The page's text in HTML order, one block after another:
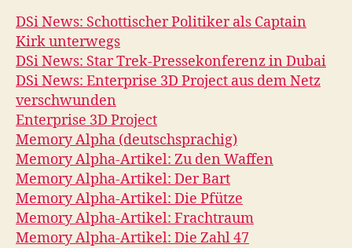
DSi News: Schottischer Politiker als Captain
Kirk unterwegs
DSi News: Star Trek-Pressekonferenz in Dubai
DSi News: Enterprise 3D Project aus dem Netz
verschwunden
Enterprise 3D Project
Memory Alpha (deutschsprachig)
Memory Alpha-Artikel: Zu den Waffen
Memory Alpha-Artikel: Der Bart
Memory Alpha-Artikel: Die Pfütze
Memory Alpha-Artikel: Frachtraum
Memory Alpha-Artikel: Die Zahl 47